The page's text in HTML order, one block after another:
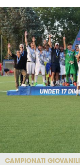
CAMPIONATI GIOVANILI